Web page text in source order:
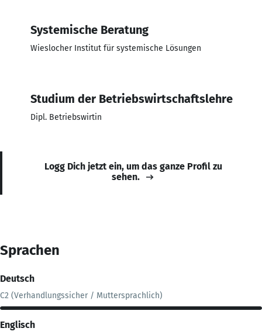
Systemische Beratung
Wieslocher Institut für systemische Lösungen
Studium der Betriebswirtschaftslehre
Dipl. Betriebswirtin
Logg Dich jetzt ein, um das ganze Profil zu
sehen.
Sprachen
Deutsch
C2 (Verhandlungssicher / Muttersprachlich)
Englisch